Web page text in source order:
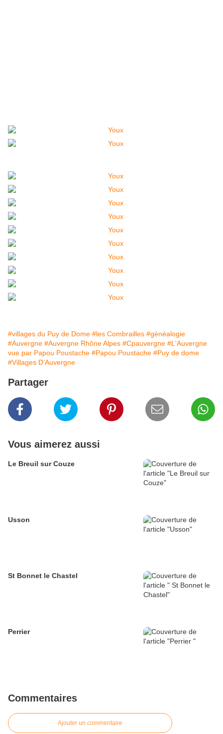
#villages du Puy de Dome #les Combrailles #généalogie
#Auvergne #Auvergne Rhône Alpes #Cpauvergne #L'Auvergne
vue par Papou Poustache #Papou Poustache #Puy de dome
#Villages D'Auvergne
Partager
Vous aimerez aussi
Le Breuil sur Couze
Usson
St Bonnet le Chastel
Perrier
Commentaires
Ajouter un commentaire